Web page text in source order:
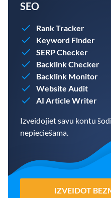
SEO
Rank Tracker
Keyword Finder
SERP Checker
Backlink Checker
Backlink Monitor
Website Audit
AI Article Writer
Izveidojiet savu kontu
nepieciešama.
IZVEIDOT